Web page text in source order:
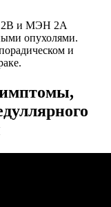
2В и МЭН 2А
опухолями.
и